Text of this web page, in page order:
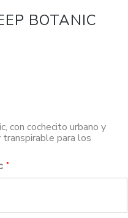
BOTANIC
con cochecito urbano y
para los